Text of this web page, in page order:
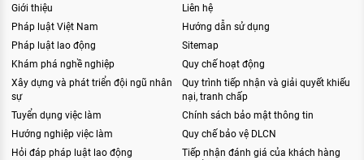
Giới thiệu
Pháp luật Việt Nam
Pháp luật lao động
Khám phá nghề nghiệp
Xây dựng và phát triển đội ngũ nhân
sự
Tuyển dụng việc làm
Hướng nghiệp việc làm
Hỏi đáp pháp luật lao động
Liên hệ
Hướng dẫn sử dụng
Sitemap
Quy chế hoạt động
Quy trình tiếp nhận và giải quyết khiếu
nại, tranh chấp
Chính sách bảo mật thông tin
Quy chế bảo vệ DLCN
Tiếp nhận đánh giá của khách hàng